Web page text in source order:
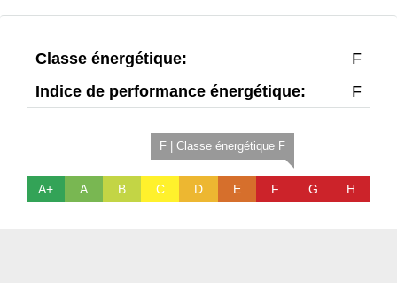
Classe énergétique:
F
Indice de performance énergétique:
F
A+ A B C D E
F | Classe énergétique F
F G H